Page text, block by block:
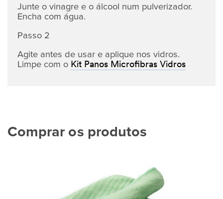
Junte o vinagre e o álcool num pulverizador.
Encha com água.
Passo 2
Agite antes de usar e aplique nos vidros.
Limpe com o Kit Panos Microfibras Vidros
Comprar os produtos